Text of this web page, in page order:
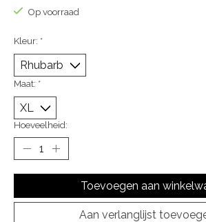
Op voorraad
Kleur: *
Maat: *
Hoeveelheid:
Toevoegen aan
Aan verlanglijst